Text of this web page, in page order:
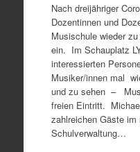
Nach dreijähriger
Dozentinnen und
Musischule wieder
ein. Im Schauplatz
interessierten
Musiker/innen mal
und zu sehen –
freien Eintritt.
zahlreichen Gäste im
Schulverwaltung…